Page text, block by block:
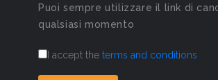
Puoi sempre utilizzare il link di
qualsiasi momento
I accept the terms and conditions